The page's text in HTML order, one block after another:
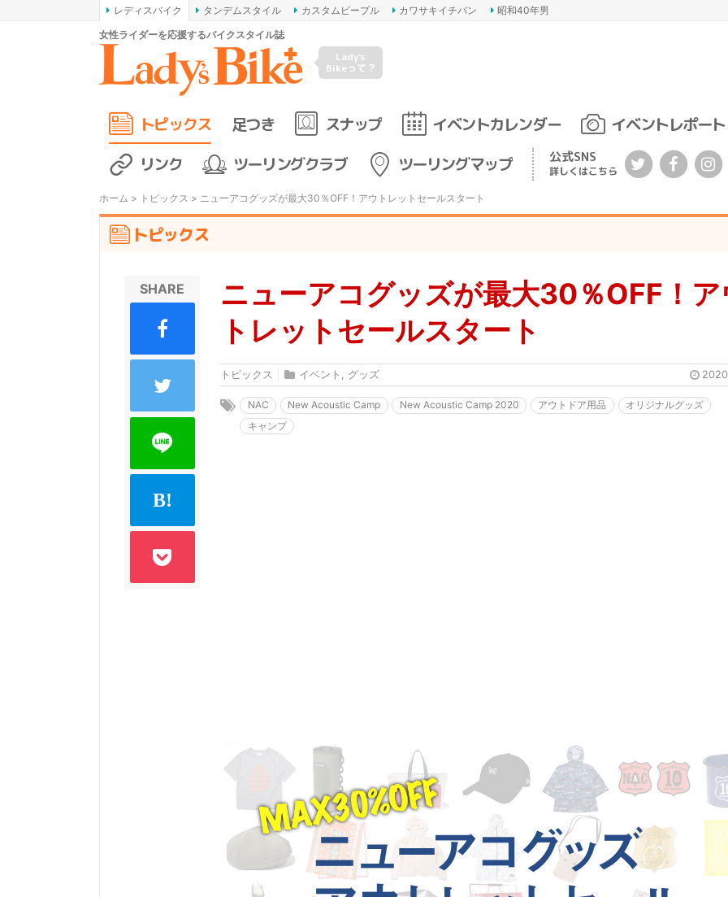
レディスバイク タンデムスタイル カスタムピープル カワサキイチバン
昭和40年男
女性ライダーを応援するバイクスタイル誌
Lady's
Bikeって？
トピックス 足つき スナップ イベントカレンダー
イベントレポート
リンク
ツーリングクラブ ツーリングマップ 公式SNS
詳しくはこちら
ホーム > トピックス > ニューアコグッズが最大30％OFF！アウトレットセールスタート
トピックス
ニューアコグッズが最大30％OFF！ア
トレットセールスタート
トピックス イベント , グッズ
NAC New Acoustic Camp New Acoustic Camp 2020 アウトドア用品
オリジナルグッズ
キャンプ
SHARE